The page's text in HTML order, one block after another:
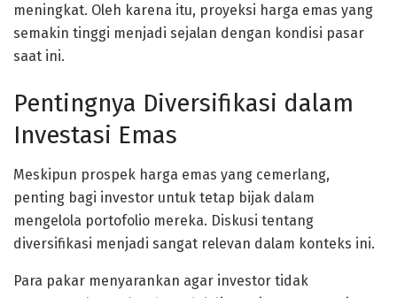
meningkat. Oleh karena itu, proyeksi harga emas yang
semakin tinggi menjadi sejalan dengan kondisi pasar
saat ini.
Pentingnya Diversifikasi dalam
Investasi Emas
Meskipun prospek harga emas yang cemerlang,
penting bagi investor untuk tetap bijak dalam
mengelola portofolio mereka. Diskusi tentang
diversifikasi menjadi sangat relevan dalam konteks ini.
Para pakar menyarankan agar investor tidak